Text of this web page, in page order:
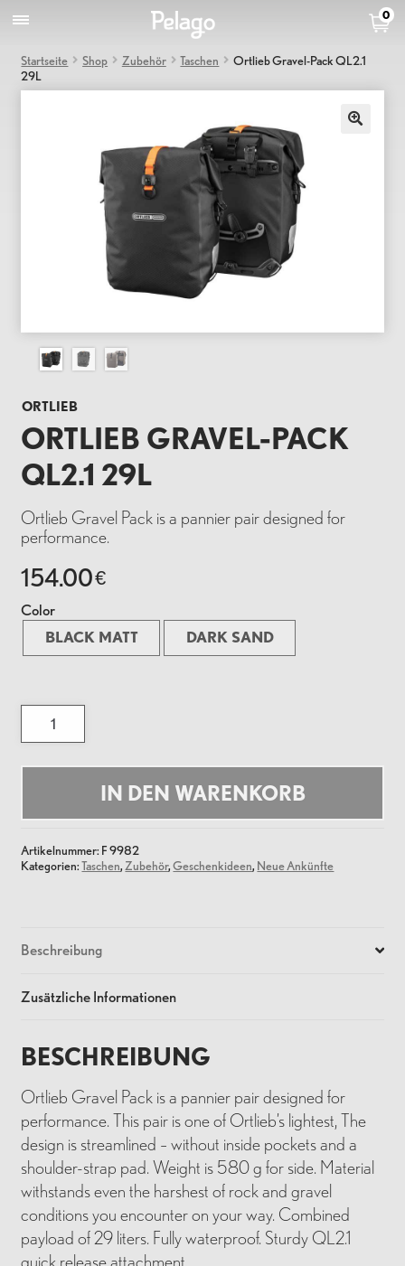
0
Startseite Shop Zubehör Taschen
Ortlieb Gravel-Pack QL2.1
29L
ORTLIEB
ORTLIEB GRAVEL-PACK
QL2.1 29L
Ortlieb Gravel Pack is a pannier pair designed for
performance.
154.00€
Color
BLACK MATT
DARK SAND
Ortlieb
Gravel-
Pack
29L
IN DEN WARENKORB
Artikelnummer: F 9982
Kategorien:Taschen, Zubehör,Geschenkideen, Neue Ankünfte
Beschreibung
Zusätzliche Informationen
BESCHREIBUNG
Ortlieb Gravel Pack is a pannier pair designed for
performance. This pair is one of Ortlieb’s lightest, The
design is streamlined – without inside pockets and a
shoulder-strap pad. Weight is 580 g for side. Material
withstands even the harshest of rock and gravel
conditions you encounter on your way. Combined
payload of 29 liters. Fully waterproof. Sturdy QL2.1
quick release attachment.